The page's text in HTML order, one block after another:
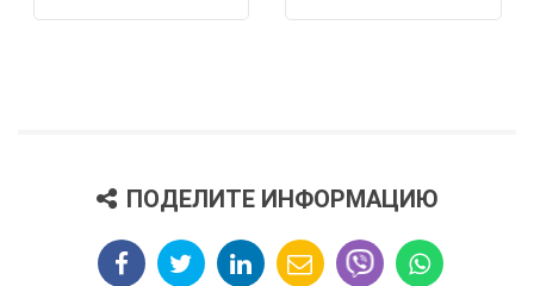
ПОДЕЛИТЕ ИНФОРМАЦИЮ